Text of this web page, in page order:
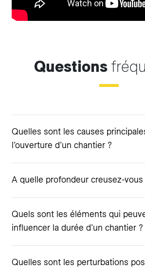
Questions
Quelles sont les causes
l’ouverture d’un chantier ?
A quelle profondeur creusez-vous
Quels sont les éléments qui
influencer la durée d’un chantier ?
Quelles sont les perturbations